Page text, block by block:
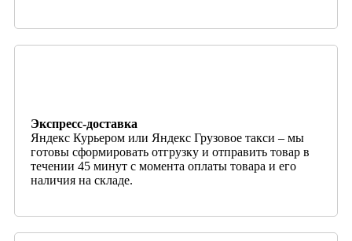
Экспресс-доставка
Яндекс Курьером или Яндекс Грузовое такси – мы
готовы сформировать отгрузку и отправить товар в
течении 45 минут с момента оплаты товара и его
наличия на складе.